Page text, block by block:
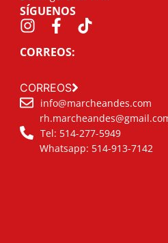
SÍGUENOS
CORREOS:
CORREOS
info@marcheandes.com
Tel: 514-277-5949
Whatsapp: 514-913-7142